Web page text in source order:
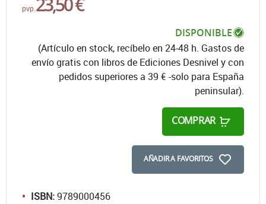
pvp.
DISPONIBLE
(Artículo en stock, recíbelo en 24-48 h. Gastos de
envío gratis con libros de Ediciones Desnivel y con
pedidos superiores a 39 € -solo para España
peninsular).
COMPRAR
AÑADIR A FAVORITOS
ISBN:9789000456